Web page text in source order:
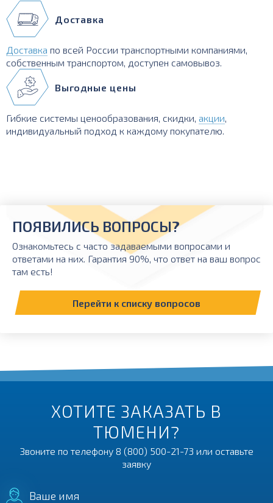
Доставка
Доставка по всей России транспортными компаниями,
собственным транспортом, доступен самовывоз.
Выгодные цены
Гибкие системы ценообразования, скидки, акции,
индивидуальный подход к каждому покупателю.
ХОТИТЕ ЗАКАЗАТЬ В
ТЮМЕНИ?
Звоните по телефону 8 (800) 500-21-73 или оставьте
заявку
Ваше имя
ПОЯВИЛИСЬ ВОПРОСЫ?
Ознакомьтесь с часто задаваемыми вопросами и
ответами на них. Гарантия 90%, что ответ на ваш вопрос
там есть!
Перейти к списку вопросов